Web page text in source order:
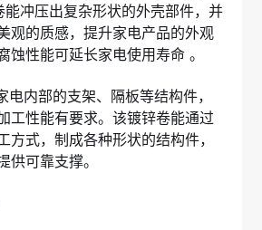
冲压出复杂形状的外壳部件，并
观的质感，提升家电产品的外观
蚀性能可延长家电使用寿命 。
电内部的支架、隔板等结构件，
工性能有要求。该镀锌卷能通过
方式，制成各种形状的结构件，
供可靠支撑。